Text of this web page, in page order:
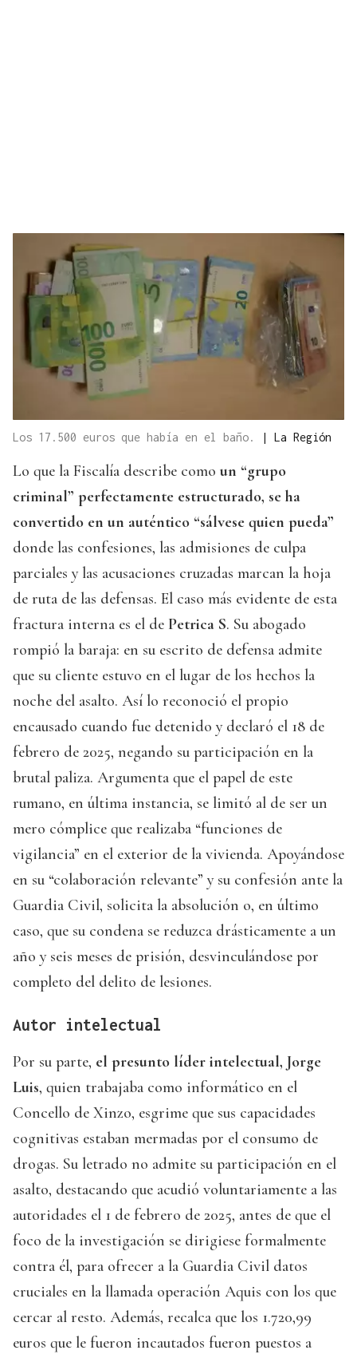
Los 17.500 euros que había en el baño. | La Región
Lo que la Fiscalía describe como un “grupo
criminal” perfectamente estructurado, se ha
convertido en un auténtico “sálvese quien pueda”
donde las confesiones, las admisiones de culpa
parciales y las acusaciones cruzadas marcan la hoja
de ruta de las defensas. El caso más evidente de esta
fractura interna es el de Petrica S. Su abogado
rompió la baraja: en su escrito de defensa admite
que su cliente estuvo en el lugar de los hechos la
noche del asalto. Así lo reconoció el propio
encausado cuando fue detenido y declaró el 18 de
febrero de 2025, negando su participación en la
brutal paliza. Argumenta que el papel de este
rumano, en última instancia, se limitó al de ser un
mero cómplice que realizaba “funciones de
vigilancia” en el exterior de la vivienda. Apoyándose
en su “colaboración relevante” y su confesión ante la
Guardia Civil, solicita la absolución o, en último
caso, que su condena se reduzca drásticamente a un
año y seis meses de prisión, desvinculándose por
completo del delito de lesiones.
Autor intelectual
Por su parte, el presunto líder intelectual, Jorge
Luis, quien trabajaba como informático en el
Concello de Xinzo, esgrime que sus capacidades
cognitivas estaban mermadas por el consumo de
drogas. Su letrado no admite su participación en el
asalto, destacando que acudió voluntariamente a las
autoridades el 1 de febrero de 2025, antes de que el
foco de la investigación se dirigiese formalmente
contra él, para ofrecer a la Guardia Civil datos
cruciales en la llamada operación Aquis con los que
cercar al resto. Además, recalca que los 1.720,99
euros que le fueron incautados fueron puestos a